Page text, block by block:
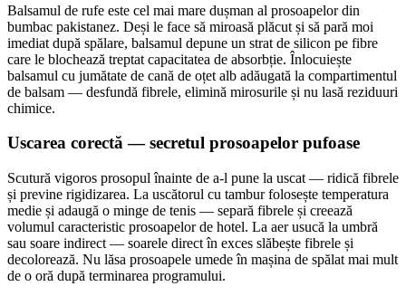
Balsamul de rufe este cel mai mare dușman al prosoapelor din
bumbac pakistanez. Deși le face să miroasă plăcut și să pară moi
imediat după spălare, balsamul depune un strat de silicon pe fibre
care le blochează treptat capacitatea de absorbție. Înlocuiește
balsamul cu jumătate de cană de oțet alb adăugată la compartimentul
de balsam — desfundă fibrele, elimină mirosurile și nu lasă reziduuri
chimice.
Uscarea corectă — secretul prosoapelor pufoase
Scutură vigoros prosopul înainte de a-l pune la uscat — ridică fibrele
și previne rigidizarea. La uscătorul cu tambur folosește temperatura
medie și adaugă o minge de tenis — separă fibrele și creează
volumul caracteristic prosoapelor de hotel. La aer usucă la umbră
sau soare indirect — soarele direct în exces slăbește fibrele și
decolorează. Nu lăsa prosoapele umede în mașina de spălat mai mult
de o oră după terminarea programului.